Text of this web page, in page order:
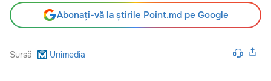
Abonați-vă la știrile Point.md pe Google
Sursă Unimedia